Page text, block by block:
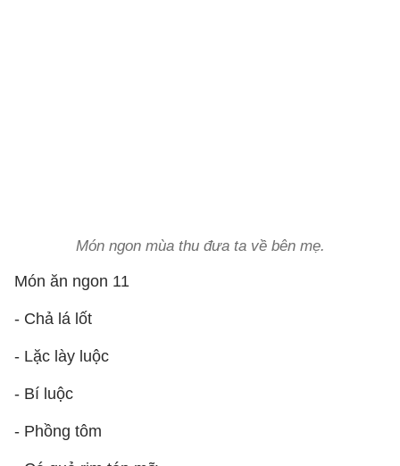
Món ngon mùa thu đưa ta về bên mẹ.
Món ăn ngon 11
- Chả lá lốt
- Lặc lày luộc
- Bí luộc
- Phồng tôm